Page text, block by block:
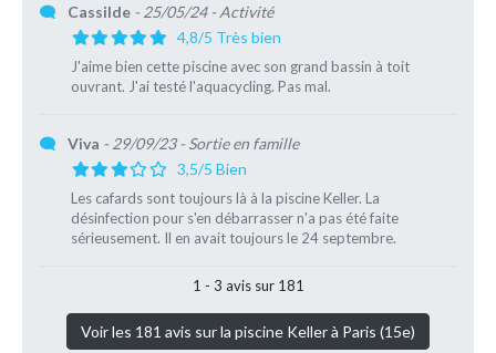
Cassilde - 25/05/24- Activité
4,8/5 Très bien
J'aime bien cette piscine avec son grand bassin à toit
ouvrant. J'ai testé l'aquacycling. Pas mal.
Viva - 29/09/23- Sortie en famille
3,5/5 Bien
Les cafards sont toujours là à la piscine Keller. La
désinfection pour s'en débarrasser n'a pas été faite
sérieusement. Il en avait toujours le 24 septembre.
1 - 3 avis sur 181
Voir les 181 avis sur la piscine Keller à Paris (15e)